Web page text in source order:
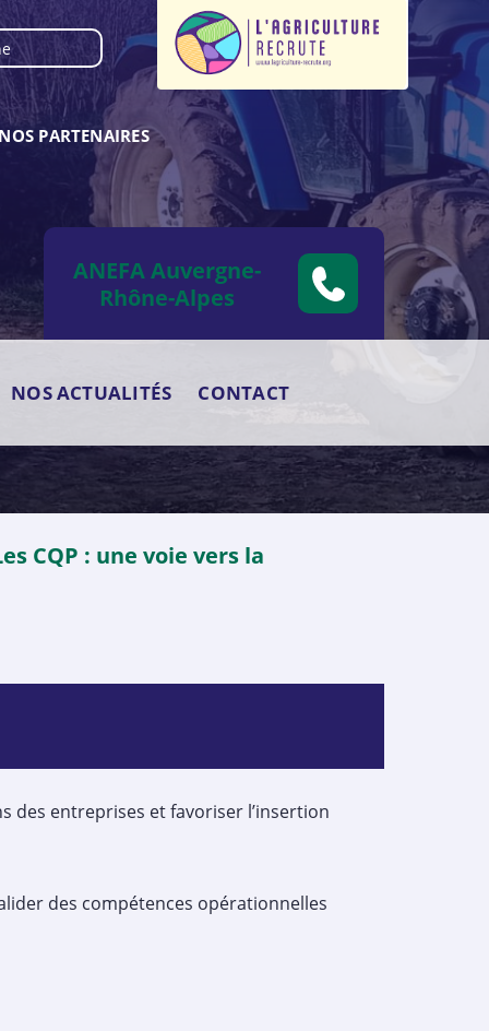
PARTENAIRES
ANEFA Auvergne-
Rhône-Alpes
NOS ACTUALITÉS CONTACT
CQP : une voie vers la
entreprises et favoriser l’insertion
des compétences opérationnelles